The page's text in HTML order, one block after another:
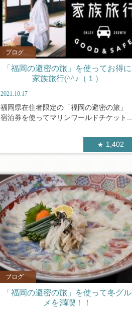
ブログ
「福岡の避密の旅」を使ってお得に
家族旅行(^^♪（１）
2021.10.17
福岡県在住者限定の「福岡の避密の旅」
宿泊券を使ってマリンワールドチケット...
1,402
ブログ
「福岡の避密の旅」を使って冬グル
メを満喫！！